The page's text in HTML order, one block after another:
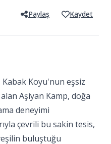
Paylaş Kaydet
Kabak Koyu'nun eşsiz
Aşiyan Kamp, doğa
deneyimi
çevrili bu sakin tesis,
buluştuğu